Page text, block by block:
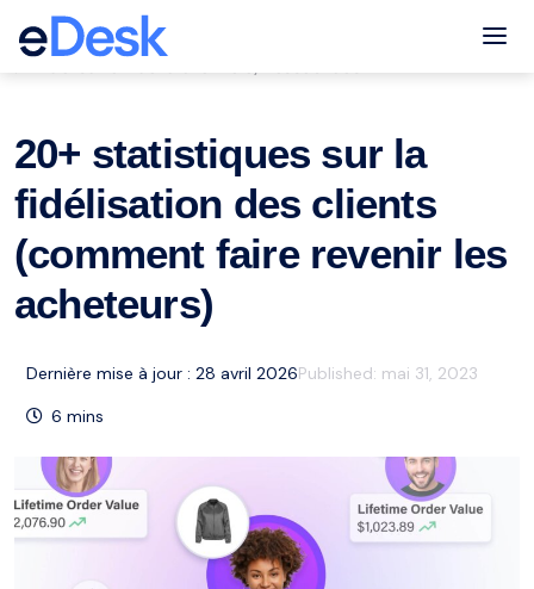
eCommerce Support Central
20+ statistiques sur la
fidélisation des clients
(comment faire revenir les
acheteurs)
Dernière mise à jour : 28 avril 2026Published: mai 31, 2023
6 mins